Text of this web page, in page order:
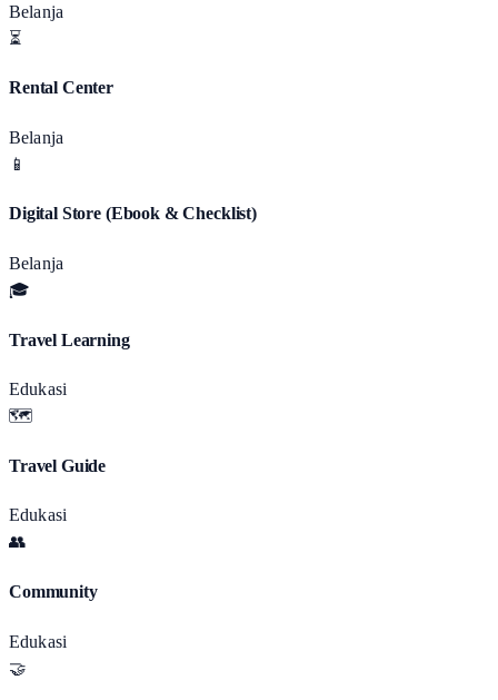
Belanja
⏳
Rental Center
Belanja
📱
Digital Store (Ebook & Checklist)
Belanja
🎓
Travel Learning
Edukasi
🗺️
Travel Guide
Edukasi
👥
Community
Edukasi
🤝